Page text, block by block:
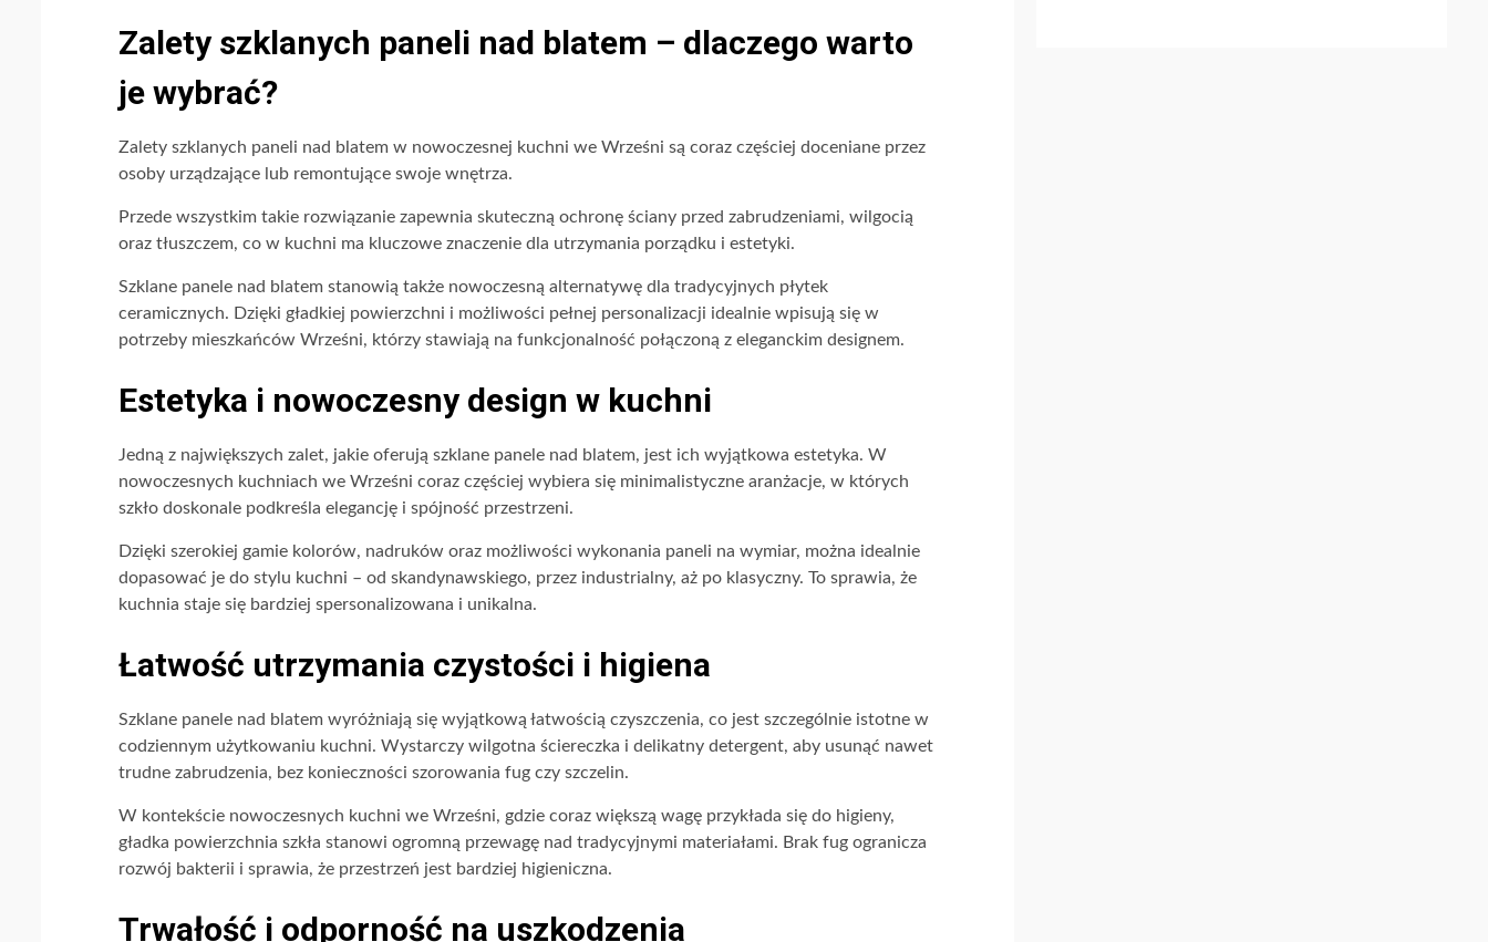
Zalety szklanych paneli nad blatem – dlaczego warto
je wybrać?
Zalety szklanych paneli nad blatem w nowoczesnej kuchni we Wrześni są coraz częściej doceniane przez
osoby urządzające lub remontujące swoje wnętrza.
Przede wszystkim takie rozwiązanie zapewnia skuteczną ochronę ściany przed zabrudzeniami, wilgocią
oraz tłuszczem, co w kuchni ma kluczowe znaczenie dla utrzymania porządku i estetyki.
Szklane panele nad blatem stanowią także nowoczesną alternatywę dla tradycyjnych płytek
ceramicznych. Dzięki gładkiej powierzchni i możliwości pełnej personalizacji idealnie wpisują się w
potrzeby mieszkańców Wrześni, którzy stawiają na funkcjonalność połączoną z eleganckim designem.
Estetyka i nowoczesny design w kuchni
Jedną z największych zalet, jakie oferują szklane panele nad blatem, jest ich wyjątkowa estetyka. W
nowoczesnych kuchniach we Wrześni coraz częściej wybiera się minimalistyczne aranżacje, w których
szkło doskonale podkreśla elegancję i spójność przestrzeni.
Dzięki szerokiej gamie kolorów, nadruków oraz możliwości wykonania paneli na wymiar, można idealnie
dopasować je do stylu kuchni – od skandynawskiego, przez industrialny, aż po klasyczny. To sprawia, że
kuchnia staje się bardziej spersonalizowana i unikalna.
Łatwość utrzymania czystości i higiena
Szklane panele nad blatem wyróżniają się wyjątkową łatwością czyszczenia, co jest szczególnie istotne w
codziennym użytkowaniu kuchni. Wystarczy wilgotna ściereczka i delikatny detergent, aby usunąć nawet
trudne zabrudzenia, bez konieczności szorowania fug czy szczelin.
W kontekście nowoczesnych kuchni we Wrześni, gdzie coraz większą wagę przykłada się do higieny,
gładka powierzchnia szkła stanowi ogromną przewagę nad tradycyjnymi materiałami. Brak fug ogranicza
rozwój bakterii i sprawia, że przestrzeń jest bardziej higieniczna.
Trwałość i odporność na uszkodzenia